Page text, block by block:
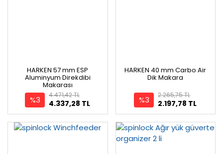
HARKEN 57 mm ESP
Aluminyum Direkdibi
Makarası
%3 4.337,28 TL
4.471,42 TL
HARKEN 40 mm Carbo Air
Dik Makara
%3 2.197,78 TL
2.265,75 TL